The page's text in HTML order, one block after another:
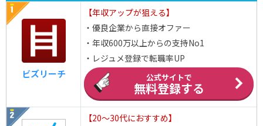
ビズリーチ
【年収アップが狙える】
・優良企業から直接オファー
・年収600万以上からの支持No1
・レジュメ登録で転職率UP
公式サイトで
無料登録する
【20～30代におすすめ】